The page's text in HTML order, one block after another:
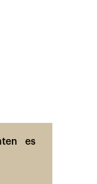
es